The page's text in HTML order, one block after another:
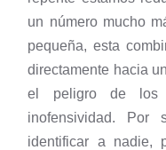
un número mucho
pequeña, esta
directamente hacia
el peligro de los
inofensividad. Por
identificar a nadie,